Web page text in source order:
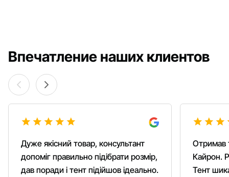
Впечатление наших клиентов
Дуже якісний товар, консультант
допоміг правильно підібрати розмір,
дав поради і тент підійшов ідеально.
Отримав
Кайрон.
Тент